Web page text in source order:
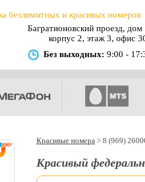
безлимитных и красивых номеров
Багратионовский проезд, дом
корпус 2, этаж 3, офис
Без выходных: 9:00 -
Красивые номера > 8 (969)
Красивый